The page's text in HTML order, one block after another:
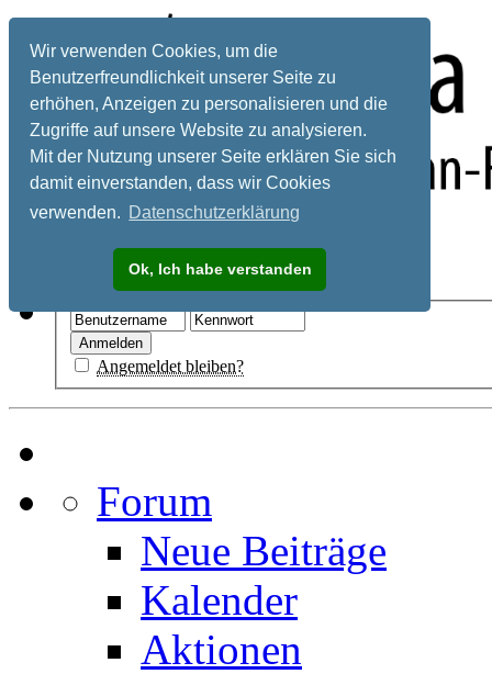
Wir verwenden Cookies, um die
Benutzerfreundlichkeit unserer Seite zu
erhöhen, Anzeigen zu personalisieren und die
Zugriffe auf unsere Website zu analysieren.
Mit der Nutzung unserer Seite erklären Sie sich
damit einverstanden, dass wir Cookies
verwenden. Datenschutzerklärung
Ok, Ich habe verstanden
Registrieren
Angemeldet bleiben?
Forum
Neue Beiträge
Kalender
Aktionen